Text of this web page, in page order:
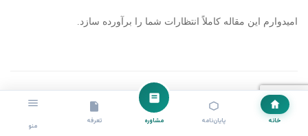
خانه پایان‌نامه مشاوره تعرفه
منو
امیدوارم این مقاله کاملاً انتظارات شما را برآورده سازد.